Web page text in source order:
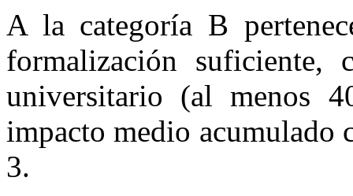
A la categoría B
formalización suficiente,
universitario (al menos
impacto medio acumulado
3.